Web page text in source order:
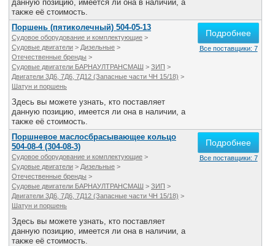
данную позицию, имеется ли она в наличии, а
также её стоимость.
Поршень (пятиколечный) 504-05-13
Судовое оборудование и комплектующие >
Судовые двигатели > Дизельные >
Отечественные бренды >
Судовые двигатели БАРНАУЛТРАНСМАШ > ЗИП >
Двигатели 3Д6, 7Д6, 7Д12 (Запасные части ЧН 15/18) >
Шатун и поршень
Здесь вы можете узнать, кто поставляет
данную позицию, имеется ли она в наличии, а
также её стоимость.
Подробнее
Все поставщики: 7
Поршневое маслосбрасывающее кольцо
504-08-4 (304-08-3)
Судовое оборудование и комплектующие >
Судовые двигатели > Дизельные >
Отечественные бренды >
Судовые двигатели БАРНАУЛТРАНСМАШ > ЗИП >
Двигатели 3Д6, 7Д6, 7Д12 (Запасные части ЧН 15/18) >
Шатун и поршень
Здесь вы можете узнать, кто поставляет
данную позицию, имеется ли она в наличии, а
также её стоимость.
Подробнее
Все поставщики: 7